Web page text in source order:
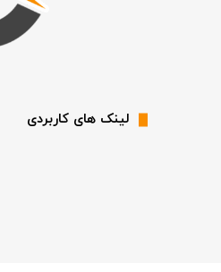
لینک های کاربردی